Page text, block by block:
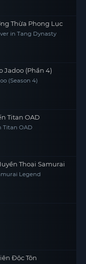
Thừa Phong Lục
in Tang Dynasty
Jadoo (Phần 4)
(Season 4)
Titan OAD
Titan OAD
Thoại Samurai
Legend
Độc Tôn